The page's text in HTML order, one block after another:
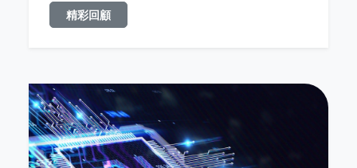
精彩回顧